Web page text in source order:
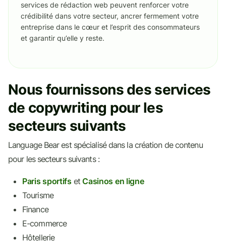
services de rédaction web peuvent renforcer votre
crédibilité dans votre secteur, ancrer fermement votre
entreprise dans le cœur et l’esprit des consommateurs
et garantir qu’elle y reste.
Nous fournissons des services
de copywriting pour les
secteurs suivants
Language Bear est spécialisé dans la création de contenu
pour les secteurs suivants :
Paris sportifsetCasinos en ligne
Tourisme
Finance
E-commerce
Hôtellerie